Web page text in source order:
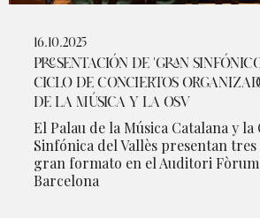
16.10.2025
PRESENTACIÓN DE 'GRAN
CICLO DE CONCIERTOS
DE LA MÚSICA Y LA OSV
El Palau de la Música Catalana y la
Sinfónica del Vallès presentan
gran formato en el Auditori
Barcelona